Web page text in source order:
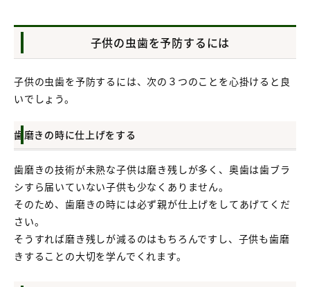
子供の虫歯を予防するには
子供の虫歯を予防するには、次の３つのことを心掛けると良
いでしょう。
歯磨きの時に仕上げをする
歯磨きの技術が未熟な子供は磨き残しが多く、奥歯は歯ブラ
シすら届いていない子供も少なくありません。
そのため、歯磨きの時には必ず親が仕上げをしてあげてくだ
さい。
そうすれば磨き残しが減るのはもちろんですし、子供も歯磨
きすることの大切を学んでくれます。